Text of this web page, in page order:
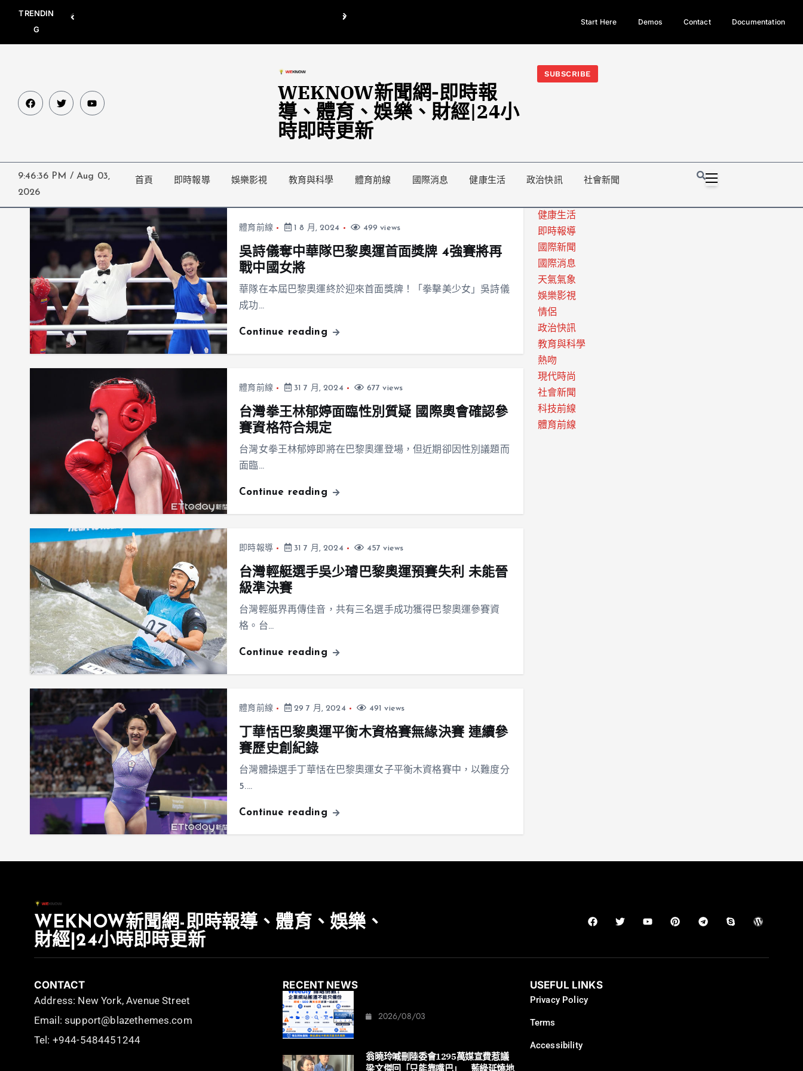
TRENDIN
G
翁曉玲喊刪陸委會1295萬媒宣費惹議 梁文傑回「只能靠嘴巴」
今日熱門新聞TOP3｜西拉雅族正式成第17個原住民族、立院電競
光電場回
Start Here Demos Contact Documentation
WEKNOW新聞網-即時報
導、體育、娛樂、財經|24小
時即時更新
SUBSCRIBE
9:46:37 PM / Aug 03,
2026
首頁 即時報導 娛樂影視 教育與科學 體育前線 國際消息 健康生活 政治快訊 社會新聞
體育前線 1 8 月, 2024 499 views
吳詩儀奪中華隊巴黎奧運首面獎牌 4強賽將再
戰中國女將
華隊在本屆巴黎奧運終於迎來首面獎牌！「拳擊美少女」吳詩儀
成功…
Continue reading
體育前線 31 7 月, 2024 677 views
台灣拳王林郁婷面臨性別質疑 國際奧會確認參
賽資格符合規定
台灣女拳王林郁婷即將在巴黎奧運登場，但近期卻因性別議題而
面臨…
Continue reading
即時報導 31 7 月, 2024 457 views
台灣輕艇選手吳少璿巴黎奧運預賽失利 未能晉
級準決賽
台灣輕艇界再傳佳音，共有三名選手成功獲得巴黎奧運參賽資
格。台…
Continue reading
體育前線 29 7 月, 2024 491 views
丁華恬巴黎奧運平衡木資格賽無緣決賽 連續參
賽歷史創紀錄
台灣體操選手丁華恬在巴黎奧運女子平衡木資格賽中，以難度分
5.…
Continue reading
健康生活
即時報導
國際新聞
國際消息
天氣氣象
娛樂影視
情侶
政治快訊
教育與科學
熱吻
現代時尚
社會新聞
科技前線
體育前線
WEKNOW新聞網-即時報導、體育、娛樂、
財經|24小時即時更新
CONTACT
Address: New York, Avenue Street
Email: support@blazethemes.com
Tel: +944-5484451244
RECENT NEWS
2026/08/03
翁曉玲喊刪陸委會1295萬媒宣費惹議
梁文傑回「只能靠嘴巴」 藍綠延燒地
USEFUL LINKS
Privacy Policy
Terms
Accessibility